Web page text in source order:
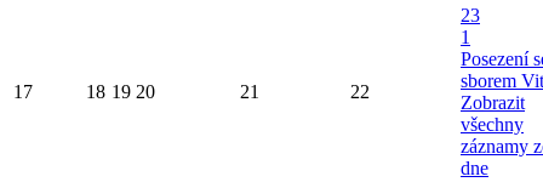
17 18 19 20 21 22
23
1
Posezení
sborem
Zobrazit
všechny
záznamy
dne